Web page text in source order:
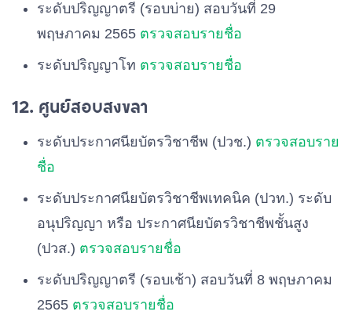
ระดับปริญญาตรี (รอบบ่าย) สอบวันที่ 29
พฤษภาคม 2565 ตรวจสอบรายชื่อ
ระดับปริญญาโท ตรวจสอบรายชื่อ
12. ศูนย์สอบสงขลา
ระดับประกาศนียบัตรวิชาชีพ (ปวช.) ตรวจสอบราย
ชื่อ
ระดับประกาศนียบัตรวิชาชีพเทคนิค (ปวท.) ระดับ
อนุปริญญา หรือ ประกาศนียบัตรวิชาชีพชั้นสูง
(ปวส.) ตรวจสอบรายชื่อ
ระดับปริญญาตรี (รอบเช้า) สอบวันที่ 8 พฤษภาคม
2565 ตรวจสอบรายชื่อ